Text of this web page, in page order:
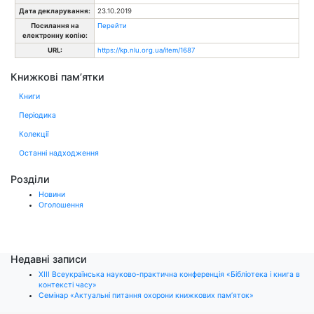
Дата декларування:
23.10.2019
Посилання на
електронну копію:
Перейти
URL: https://kp.nlu.org.ua/item/1687
Книжкові пам’ятки
Книги
Періодика
Колекції
Останні надходження
Розділи
Новини
Оголошення
Недавні записи
ХІІІ Всеукраїнська науково-практична конференція «Бібліотека і книга в
контексті часу»
Семінар «Актуальні питання охорони книжкових пам’яток»